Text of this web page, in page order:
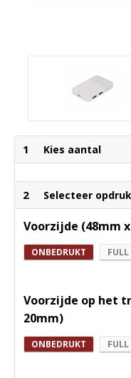
1 Kies aantal
2 Selecteer opdruk
Voorzijde (48mm
ONBEDRUKT
Voorzijde op het
20mm)
ONBEDRUKT